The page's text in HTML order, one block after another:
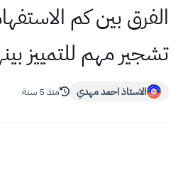
الفرق بين كم
تشجير مهم للتمييز
الاستاذ احمد مهدي منذ 5 سنة